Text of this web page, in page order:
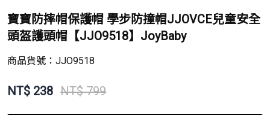
寶寶防摔帽保護帽 學步防撞帽JJOVCE兒童安全
頭盔護頭帽【JJO9518】JoyBaby
商品貨號：JJO9518
NT$ 238 NT$ 799